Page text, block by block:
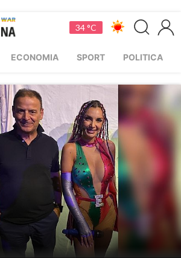
34 °C
ECONOMIA SPORT POLITICA